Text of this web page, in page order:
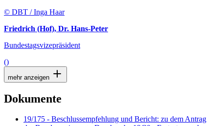
© DBT / Inga Haar
Friedrich (Hof), Dr. Hans-Peter
Bundestagsvizepräsident
()
mehr anzeigen
Dokumente
19/175 - Beschlussempfehlung und Bericht: zu dem Antrag